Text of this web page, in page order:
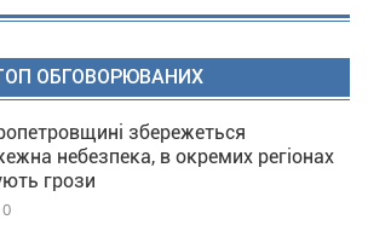
ОБГОВОРЮВАНИХ
збережеться
небезпека, в окремих регіонах
грози
0